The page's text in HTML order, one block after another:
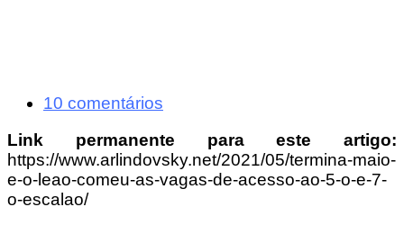
10 comentários
Link permanente para este artigo:
https://www.arlindovsky.net/2021/05/termina-maio-
e-o-leao-comeu-as-vagas-de-acesso-ao-5-o-e-7-
o-escalao/